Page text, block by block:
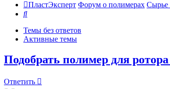
ПластЭксперт Форум о полимерах Сырье
Поиск
Темы без ответов
Активные темы
Подобрать полимер для
Ответить